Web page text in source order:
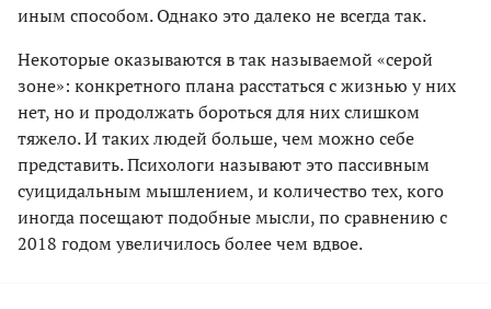
иным способом. Однако это далеко не всегда так.
Некоторые оказываются в так называемой «серой
зоне»: конкретного плана расстаться с жизнью у них
нет, но и продолжать бороться для них слишком
тяжело. И таких людей больше, чем можно себе
представить. Психологи называют это пассивным
суицидальным мышлением, и количество тех, кого
иногда посещают подобные мысли, по сравнению с
2018 годом увеличилось более чем вдвое.